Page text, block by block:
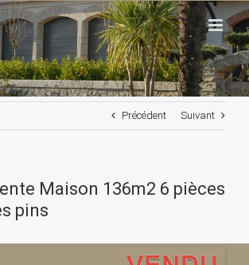
Précédent Suivant
Maison 136m2 6 pièces
pins